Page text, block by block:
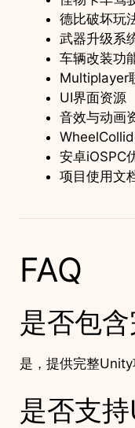
德比破坏玩
武器升级系
车辆改装功
Multiplayer
UI界面资源
音效与动画
安卓iOSPC
项目使用文
FAQ
是否包
是，提供完整Unity
是否支